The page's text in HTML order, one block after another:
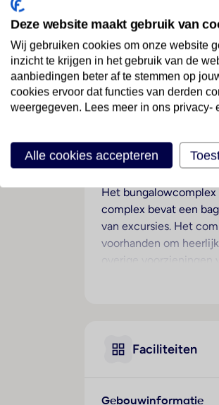
Magic Robin
Spanje· Costa Blanca·
Ligging
Dit middeleeuwse
Benidorm en 7 km van
Het bungalowcomplex
complex bevat een
van excursies. Het
voorhanden om
overige
een garage of op de
gasten heerlijk
Faciliteiten
Gebouwinformatie
Deze website maakt gebruik van
Wij gebruiken cookies om onze website
inzicht te krijgen in het gebruik van de
aanbiedingen beter af te stemmen op
cookies ervoor dat functies van derden
weergegeven. Lees meer in ons privacy-
Alle cookies accepteren